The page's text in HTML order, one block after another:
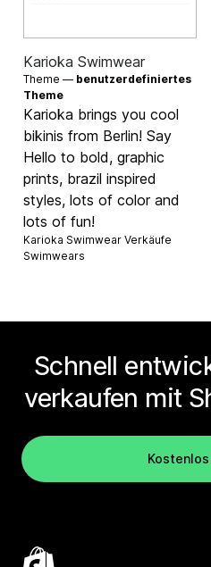
Karioka Swimwear
Theme — benutzerdefiniertes
Theme
Karioka brings you cool
bikinis from Berlin! Say
Hello to bold, graphic
prints, brazil inspired
styles, lots of color and
lots of fun!
Karioka Swimwear Verkäufe
Swimwears
Schnell
verkaufen mit